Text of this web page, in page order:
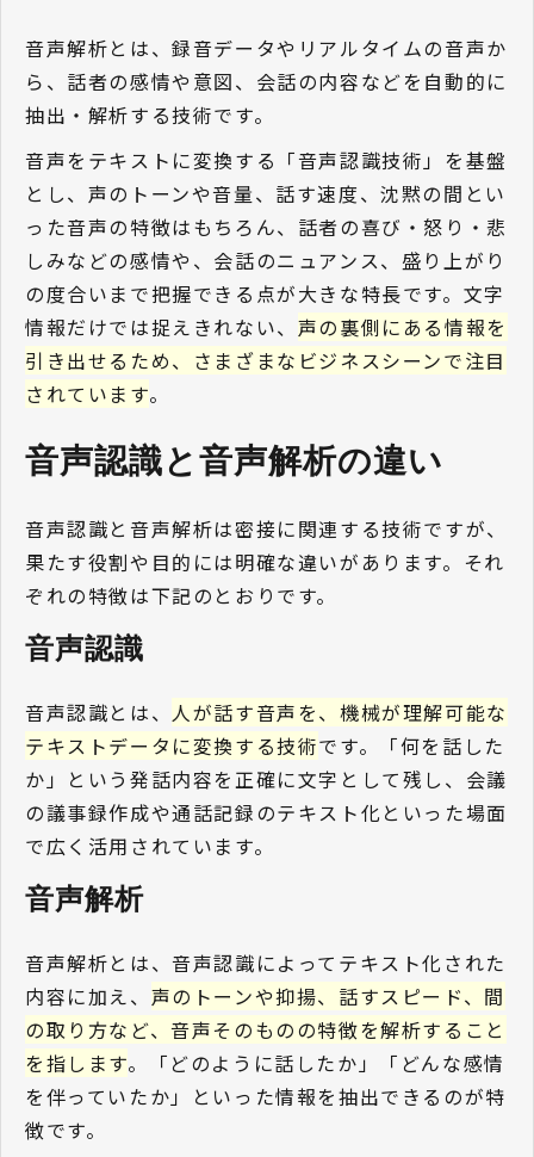
音声解析とは、録音データやリアルタイムの音声か
ら、話者の感情や意図、会話の内容などを自動的に
抽出・解析する技術です。
音声をテキストに変換する「音声認識技術」を基盤
とし、声のトーンや音量、話す速度、沈黙の間とい
った音声の特徴はもちろん、話者の喜び・怒り・悲
しみなどの感情や、会話のニュアンス、盛り上がり
の度合いまで把握できる点が大きな特長です。文字
情報だけでは捉えきれない、 声の裏側にある情報を
引き出せるため、さまざまなビジネスシーンで注目
されています。
音声認識と音声解析の違い
音声認識と音声解析は密接に関連する技術ですが、
果たす役割や目的には明確な違いがあります。それ
ぞれの特徴は下記のとおりです。
音声認識
音声認識とは、 人が話す音声を、機械が理解可能な
テキストデータに変換する技術です。「何を話した
か」という発話内容を正確に文字として残し、会議
の議事録作成や通話記録のテキスト化といった場面
で広く活用されています。
音声解析
音声解析とは、音声認識によってテキスト化された
内容に加え、 声のトーンや抑揚、話すスピード、間
の取り方など、音声そのものの特徴を解析すること
を指します。「どのように話したか」「どんな感情
を伴っていたか」といった情報を抽出できるのが特
徴です。